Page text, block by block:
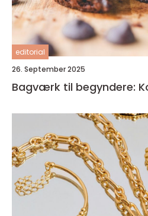
editorial
26. September 2025
Bagværk til begyndere: